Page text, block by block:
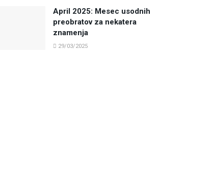
April 2025: Mesec usodnih
preobratov za nekatera
znamenja
29/03/2025